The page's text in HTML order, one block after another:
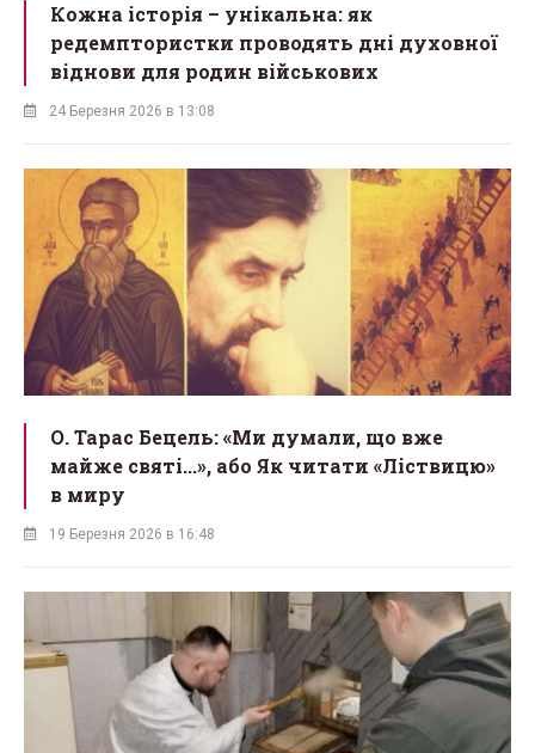
Кожна історія – унікальна: як
редемптористки проводять дні духовної
віднови для родин військових
24 Березня 2026 в 13:08
О. Тарас Бецель: «Ми думали, що вже
майже святі...», або Як читати «Ліствицю»
в миру
19 Березня 2026 в 16:48